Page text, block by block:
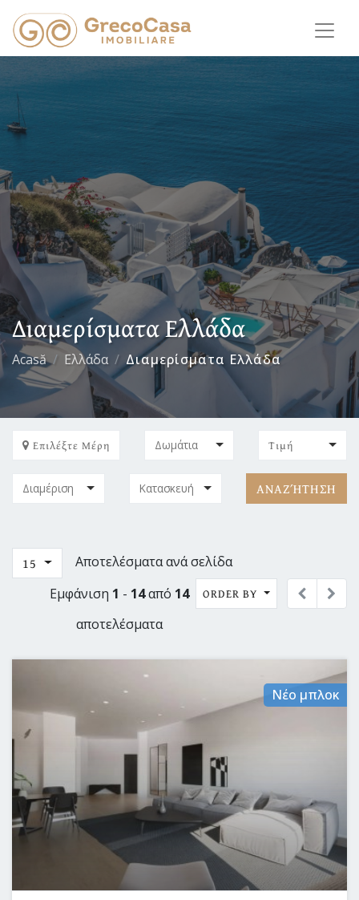
Διαμερίσματα Ελλάδα
Acasă Ελλάδα Διαμερίσματα Ελλάδα
Επιλέξτε Μέρη Τιμή
ΑΝΑΖΉΤΗΣΗ
15
Αποτελέσματα ανά σελίδα
Εμφάνιση 1 - 14από 14
αποτελέσματα
ORDER BY
Νέο μπλοκ